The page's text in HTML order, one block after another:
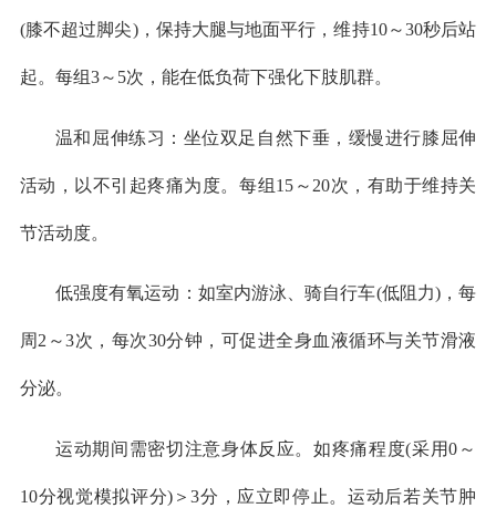
(膝不超过脚尖)，保持大腿与地面平行，维持10～30秒后站
起。每组3～5次，能在低负荷下强化下肢肌群。
温和屈伸练习：坐位双足自然下垂，缓慢进行膝屈伸
活动，以不引起疼痛为度。每组15～20次，有助于维持关
节活动度。
低强度有氧运动：如室内游泳、骑自行车(低阻力)，每
周2～3次，每次30分钟，可促进全身血液循环与关节滑液
分泌。
运动期间需密切注意身体反应。如疼痛程度(采用0～
10分视觉模拟评分)＞3分，应立即停止。运动后若关节肿